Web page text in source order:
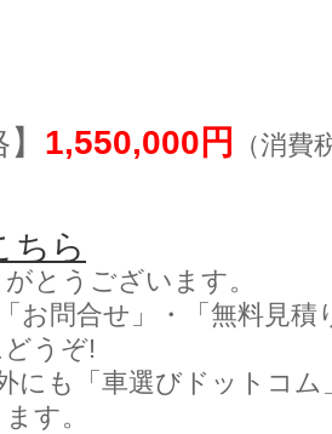
1,550,000円 （消費
ちら
とうございます。
お問合せ」・「無料見積
うぞ!
にも「車選びドットコ
す。